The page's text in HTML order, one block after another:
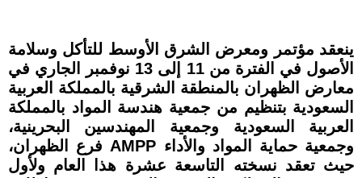
ينعقد مؤتمر ومعرض الشرق الأوسط للتأكل وسلامة
الأصول في الفترة من 11 إلى 13 نوفمبر الجاري في
معارض الظهران بالمنطقة الشرقية بالمملكة العربية
السعودية بتنظيم من جمعية هندسة المواد بالمملكة
العربية السعودية وجمعية المهندسين البحرينية،
وجمعية حماية المواد والأداء AMPP فرع الظهران،
حيث تعقد نسخته التاسعة عشرة هذا العام ولأول